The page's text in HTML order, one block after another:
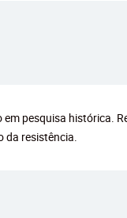
pesquisa histórica.
da resistência.